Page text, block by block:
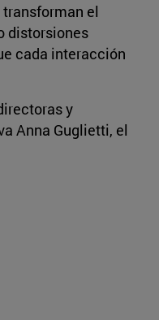
el
distorsiones
cada interacción
y
Anna Guglietti, el